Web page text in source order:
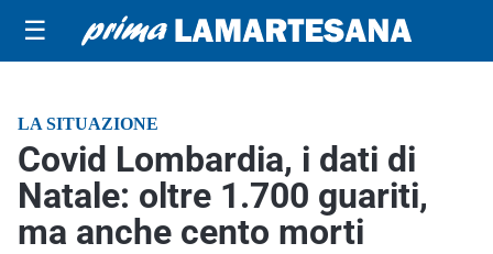
☰
LA SITUAZIONE
Covid Lombardia, i dati di
Natale: oltre 1.700 guariti,
ma anche cento morti